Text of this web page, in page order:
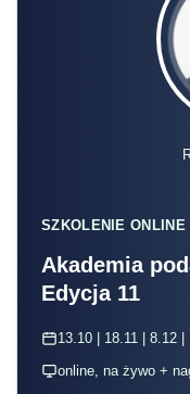
SZKOLENIE ONLINE
Akademia
Edycja 11
13.10 | 18.11 | 8.12
online, na żywo +